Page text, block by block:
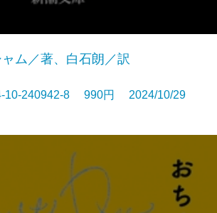
ム／著、白石朗／訳
10-240942-8 990円 2024/10/29